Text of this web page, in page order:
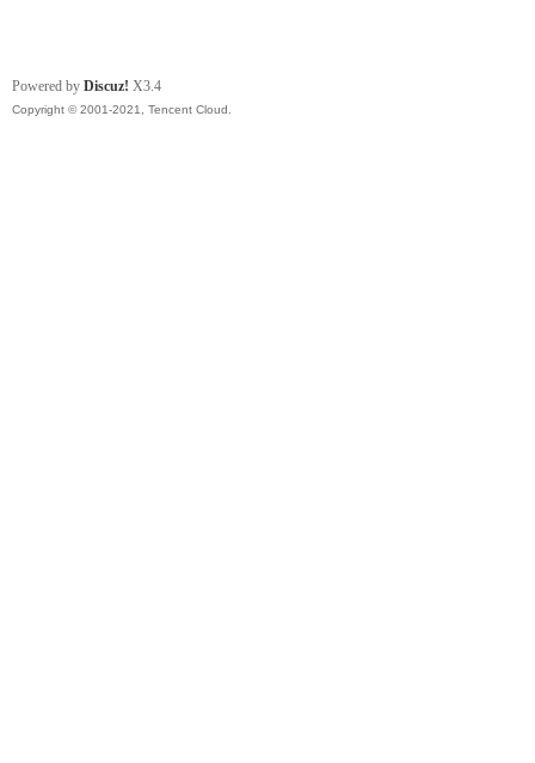
Powered by Discuz! X3.4
Copyright © 2001-2021, Tencent Cloud.